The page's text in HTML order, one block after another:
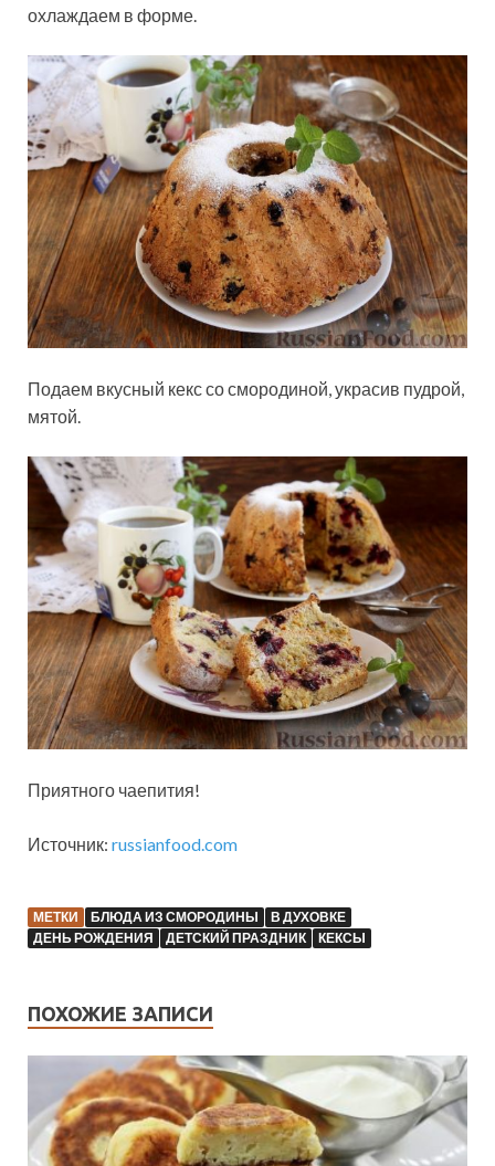
охлаждаем в форме.
Подаем вкусный кекс со смородиной, украсив пудрой,
мятой.
Приятного чаепития!
Источник: russianfood.com
МЕТКИ БЛЮДА ИЗ СМОРОДИНЫ
В ДУХОВКЕ
ДЕНЬ РОЖДЕНИЯ
ДЕТСКИЙ ПРАЗДНИК КЕКСЫ
ПОХОЖИЕ ЗАПИСИ